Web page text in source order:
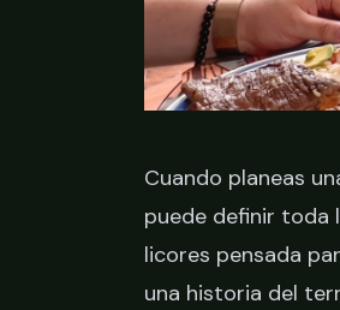
Cuando planeas
puede definir toda
licores pensada
una historia del